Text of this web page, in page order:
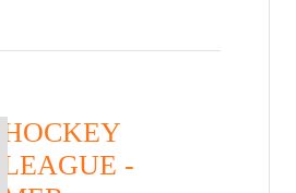
HOCKEY
LEAGUE -